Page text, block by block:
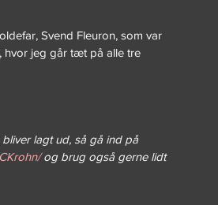
Svend Fleuron, som var
hvor jeg går tæt på alle tre
lagt ud, så gå ind på
og brug også gerne lidt